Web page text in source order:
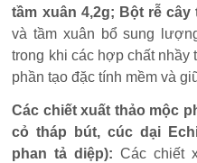
tầm xuân 4,2g; Bột rễ cây
và tầm xuân bổ sung
trong khi các hợp chất nhầy
phần tạo đặc tính mềm và
Các chiết xuất thảo mộc
cỏ tháp bút, cúc dại
phan tả diệp): Các chiết